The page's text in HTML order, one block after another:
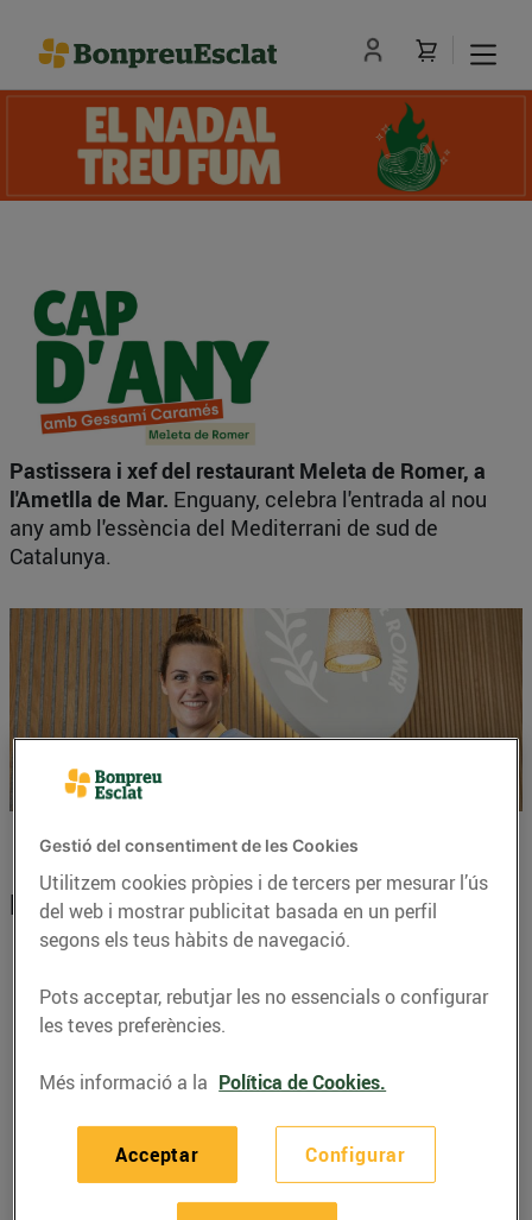
Pastissera i xef del restaurant Meleta de Romer, a
l'Ametlla de Mar. Enguany, celebra l'entrada al nou
any amb l'essència del Mediterrani de sud de
Catalunya.
Receptes per celebrar el Cap d'Any
Gestió del consentiment de les Cookies
Utilitzem cookies pròpies i de tercers per mesurar l’ús
del web i mostrar publicitat basada en un perfil
segons els teus hàbits de navegació.
Pots acceptar, rebutjar les no essencials o configurar
les teves preferències.
Més informació a la Política de Cookies.
Configurar
Acceptar